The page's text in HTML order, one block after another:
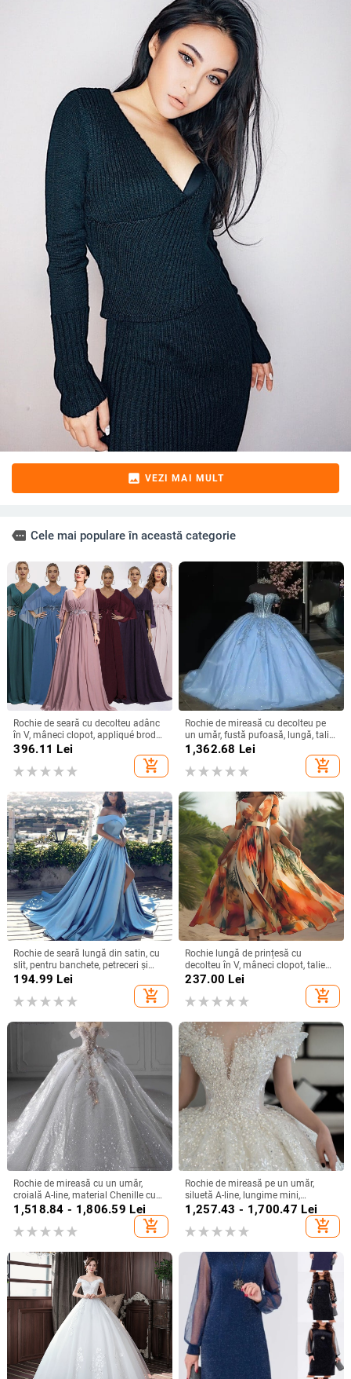
image VEZI MAI MULT
more Cele mai populare în această categorie
Rochie de seară cu decolteu adânc
în V, mâneci clopot, appliqué brodat
cu paiete, croială lungă A-line
396.11 Lei
add_shopping_cart
Rochie de mireasă cu decolteu pe
un umăr, fustă pufoasă, lungă, talie
înaltă, material poliester
1,362.68 Lei
add_shopping_cart
Rochie de seară lungă din satin, cu
slit, pentru banchete, petreceri și
evenimente formale
194.99 Lei
add_shopping_cart
Rochie lungă de prințesă cu
decolteu în V, mâneci clopot, talie
înaltă, imprimeu geometric,
237.00 Lei
add_shopping_cart
Rochie de mireasă cu un umăr,
croială A-line, material Chenille cu
Spandex, talie înaltă
1,518.84 - 1,806.59 Lei
add_shopping_cart
Rochie de mireasă pe un umăr,
siluetă A-line, lungime mini,
țesătură chenille cu spandex,
primăvara 2024
1,257.43 - 1,700.47 Lei
add_shopping_cart